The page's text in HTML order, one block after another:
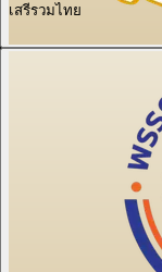
เสรีรวมไทย